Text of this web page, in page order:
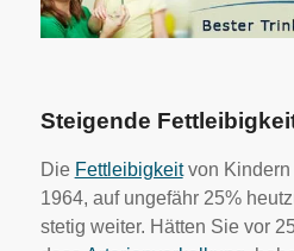
Steigende
Die Fettleibigkeitvon Kindern
1964, auf ungefähr 25%
stetig weiter. Hätten Sie vor